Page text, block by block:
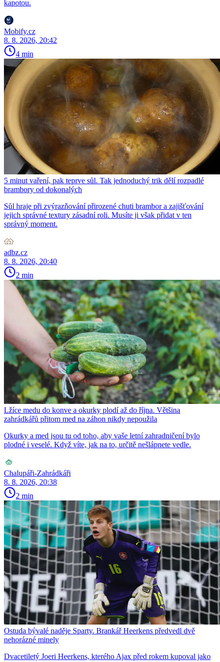
kapotou.
Mobify.cz
8. 8. 2026, 20:42
4 min
5 minut vaření, pak teprve sůl. Tak jednoduchý trik dělí rozpadlé
brambory od dokonalých
Sůl hraje při zvýrazňování přirozené chuti brambor a zajišťování
jejich správné textury zásadní roli. Musíte ji však přidat v ten
správný moment.
adbz.cz
8. 8. 2026, 20:40
2 min
Lžíce medu do konve a okurky plodí až do října. Většina
zahrádkářů přitom med na záhon nikdy nepoužila
Okurky a med jsou tu od toho, aby vaše letní zahradničení bylo
plodné i veselé. Když víte, jak na to, určitě nešlápnete vedle.
Chalupáři-Zahrádkáři
8. 8. 2026, 20:38
2 min
Ostuda bývalé naděje Sparty. Brankář Heerkens předvedl dvě
nehorázné minely
Dvacetiletý Joeri Heerkens, kterého Ajax před rokem kupoval jako